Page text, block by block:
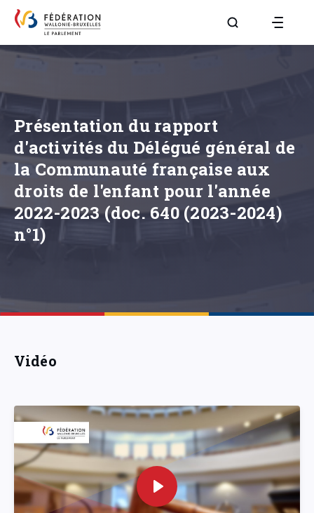
Aller à la page
Présentation du rapport
d'activités du Délégué général de
la Communauté française aux
droits de l'enfant pour l'année
2022-2023 (doc. 640 (2023-2024)
n°1)
Vidéo